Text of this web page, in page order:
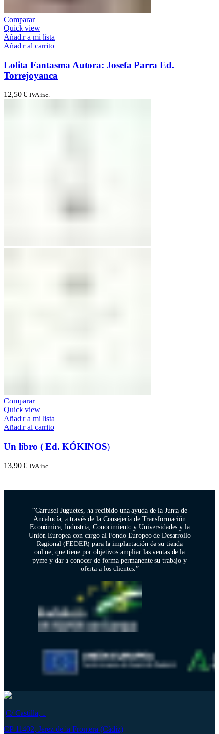
Comparar
Quick view
Añadir a mi lista
Añadir al carrito
Lolita Fantasma Autora: Josefa Parra Ed.
Torrejoyanca
12,50 € IVA inc.
Comparar
Quick view
Añadir a mi lista
Añadir al carrito
Un libro ( Ed. KÓKINOS)
13,90 € IVA inc.
“Carrusel Juguetes, ha recibido una ayuda de la Junta de
Andalucía, a través de la Consejería de Transformación
Económica, Industria, Conocimiento y Universidades y la
Unión Europea con cargo al Fondo Europeo de Desarrollo
Regional (FEDER) para la implantación de su tienda
online, que tiene por objetivos ampliar las ventas de la
pyme y dar a conocer de forma permanente su trabajo y
oferta a los clientes.”
C/ Castilla, 1
CP 11402, Jerez de la Frontera (Cádiz)